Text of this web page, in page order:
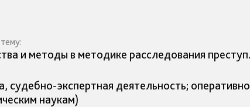
и методы в методике расследования
судебно-экспертная деятельность;
наукам)